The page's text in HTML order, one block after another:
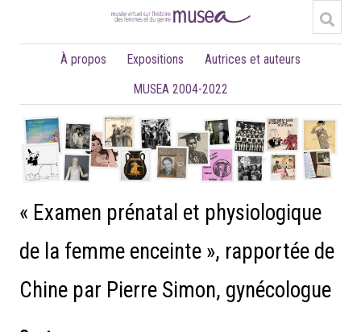
À propos Expositions
Autrices et auteurs
MUSEA 2004-2022
« Examen prénatal et physiologique
de la femme enceinte », rapportée de
Chine par Pierre Simon, gynécologue